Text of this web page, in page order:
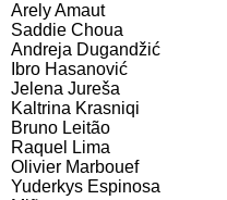
Arely Amaut
Saddie Choua
Andreja Dugandžić
Ibro Hasanović
Jelena Jureša
Kaltrina Krasniqi
Bruno Leitão
Raquel Lima
Olivier Marbouef
Yuderkys Espinosa